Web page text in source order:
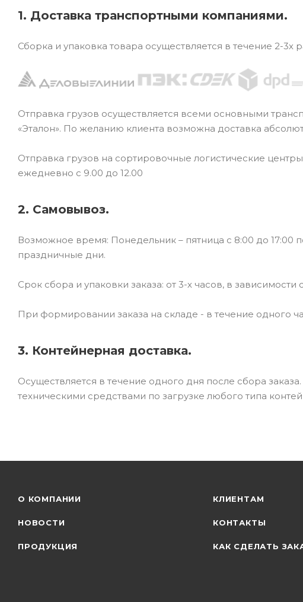
1. Доставка транспортными компаниями.
Сборка и упаковка товара осуществляется в течение 2-
Отправка грузов осуществляется всеми основными
«Эталон». По желанию клиента возможна доставка
Отправка грузов на сортировочные логистические
ежедневно с 9.00 до 12.00
2. Самовывоз.
Возможное время: Понедельник – пятница с 8:00 до
праздничные дни.
Срок сбора и упаковки заказа: от 3-х часов, в
При формировании заказа на складе - в течение одного
3. Контейнерная доставка.
Осуществляется в течение одного дня после сбора
техническими средствами по загрузке любого типа
О КОМПАНИИ
НОВОСТИ
ПРОДУКЦИЯ
КЛИЕНТАМ
КОНТАКТЫ
КАК СДЕЛАТЬ